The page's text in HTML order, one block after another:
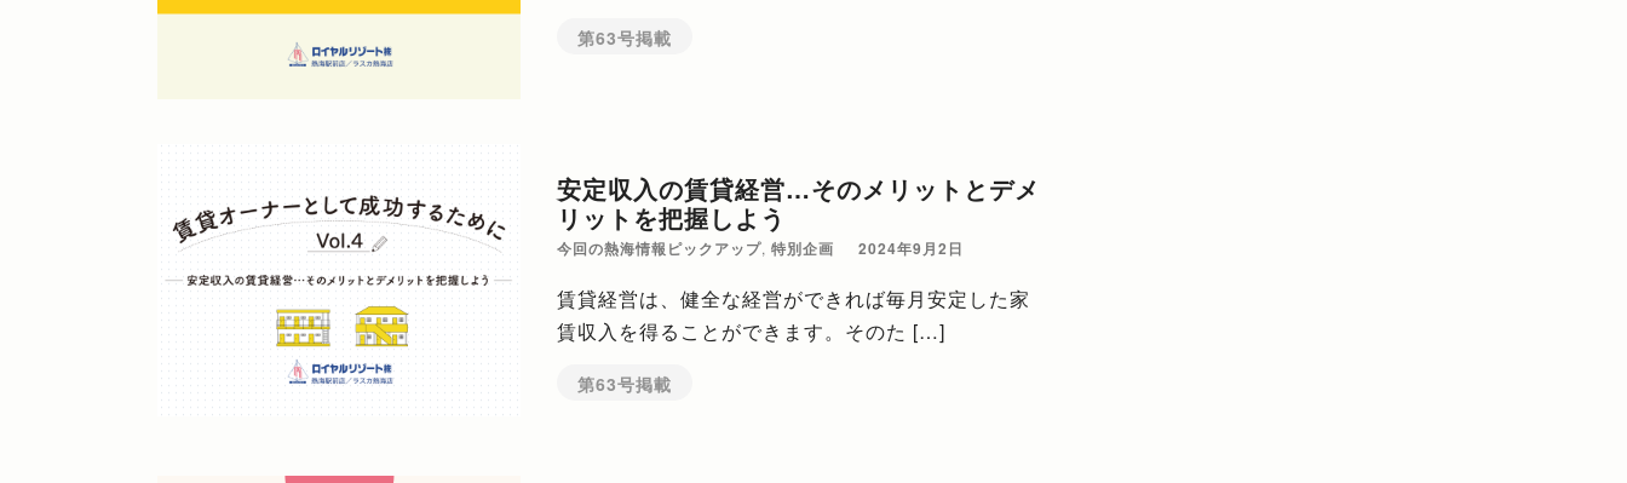
第63号掲載
安定収入の賃貸経営…そのメリットとデメ
リットを把握しよう
今回の熱海情報ピックアップ, 特別企画 2024年9月2日
賃貸経営は、健全な経営ができれば毎月安定した家
賃収入を得ることができます。そのた […]
第63号掲載